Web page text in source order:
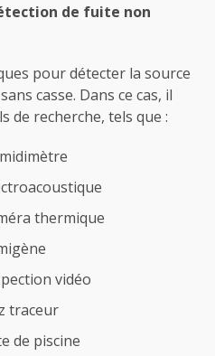
de fuite non
pour détecter la source
casse. Dans ce cas, il
de recherche, tels que :
thermique
vidéo
traceur
de piscine